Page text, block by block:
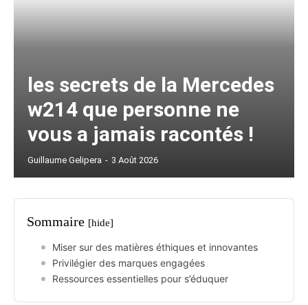
les secrets de la Mercedes
w214 que personne ne
vous a jamais racontés !
Guillaume Gelipera - 3 Août 2026
Sommaire [hide]
Miser sur des matières éthiques et innovantes
Privilégier des marques engagées
Ressources essentielles pour s’éduquer